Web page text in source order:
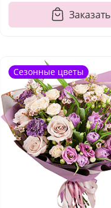
Заказать
Сезонные цветы